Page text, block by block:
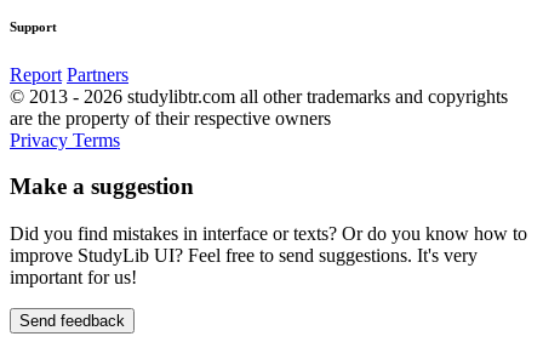
Support
Report Partners
© 2013 - 2026 studylibtr.com all other trademarks and copyrights
are the property of their respective owners
Privacy Terms
Make a suggestion
Did you find mistakes in interface or texts? Or do you know how to
improve StudyLib UI? Feel free to send suggestions. It's very
important for us!
Send feedback